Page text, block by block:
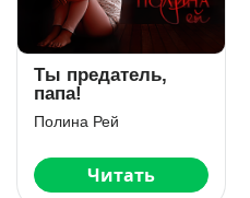
Ты предатель,
папа!
Полина Рей
Читать